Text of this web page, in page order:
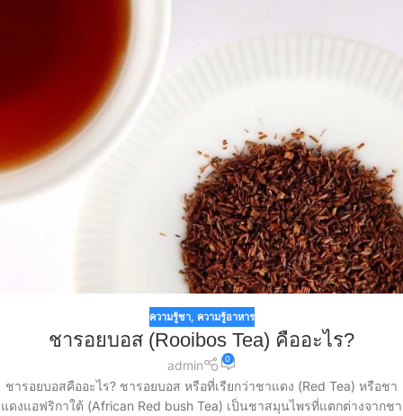
ความรู้ชา, ความรู้อาหาร
ชารอยบอส (Rooibos Tea) คืออะไร?
admin 0
ชารอยบอสคืออะไร? ชารอยบอส หรือที่เรียกว่าชาแดง (Red Tea) หรือชา
แดงแอฟริกาใต้ (African Red bush Tea) เป็นชาสมุนไพรที่แตกต่างจากชา